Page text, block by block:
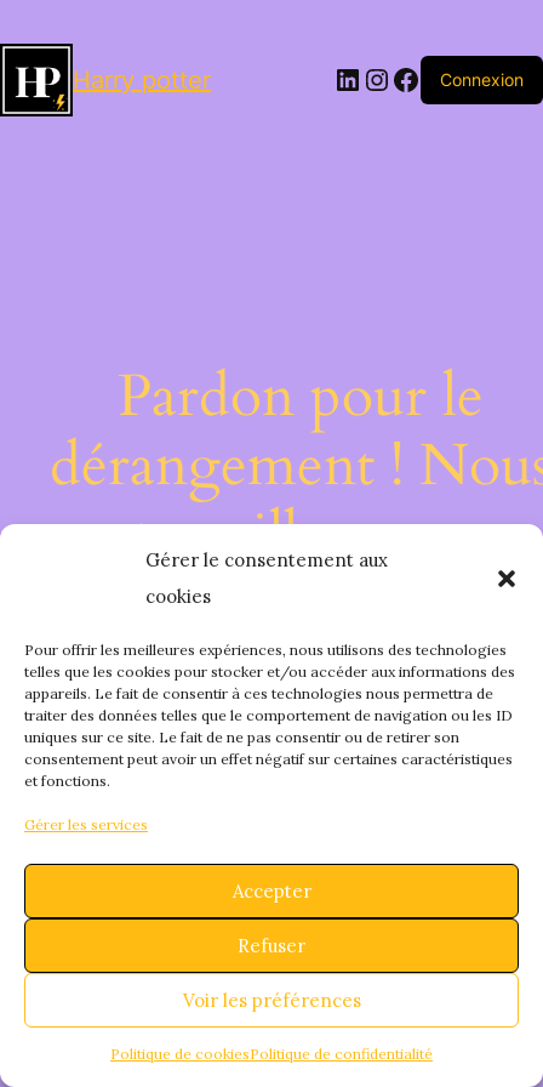
Gérer le consentement aux
cookies
Pour offrir les meilleures expériences, nous utilisons des technologies
telles que les cookies pour stocker et/ou accéder aux informations des
appareils. Le fait de consentir à ces technologies nous permettra de
traiter des données telles que le comportement de navigation ou les ID
uniques sur ce site. Le fait de ne pas consentir ou de retirer son
consentement peut avoir un effet négatif sur certaines caractéristiques
et fonctions.
Gérer les services
Accepter
Refuser
Voir les préférences
Politique de cookiesPolitique de confidentialité
Harry potter LinkedIn
Instagram
Facebook
Connexion
Pardon pour le
dérangement !
travaillons sur
quelque chose de
fantastique –
bientôt !